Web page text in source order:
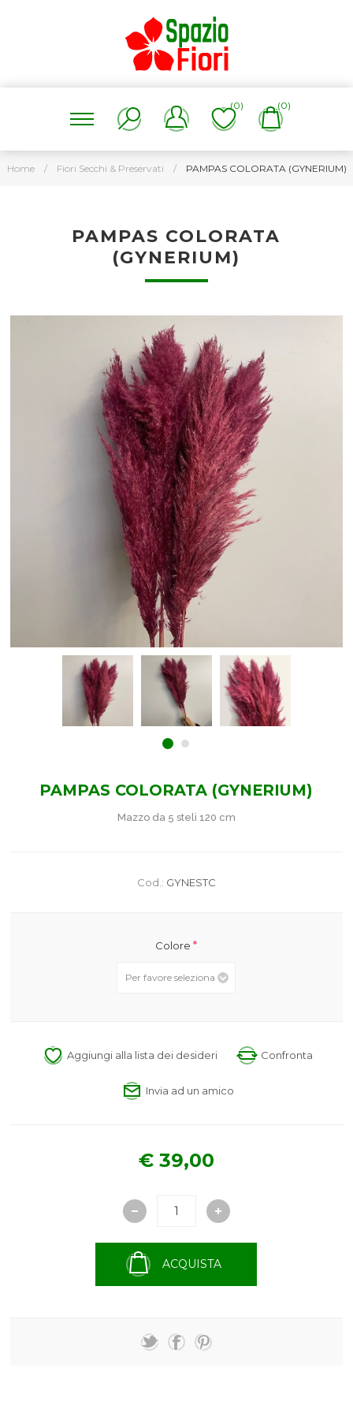
(0) (0)
Home / Fiori Secchi & Preservati / PAMPAS COLORATA (GYNERIUM)
PAMPAS COLORATA
(GYNERIUM)
PAMPAS COLORATA (GYNERIUM)
Mazzo da 5 steli 120 cm
Cod.: GYNESTC
Colore*
Aggiungi alla lista dei desideri Confronta
Invia ad un amico
€ 39,00
ACQUISTA